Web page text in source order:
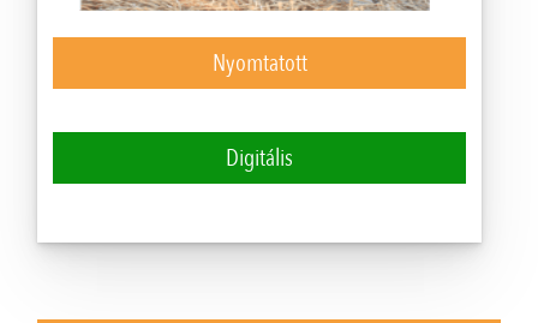
Nyomtatott
Digitális